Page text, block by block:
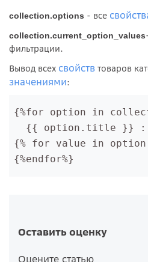
collection.options - все
collection.current_option_values
фильтрации.
Вывод всех свойств товаров
значениями:
{%for option in
  {{ option.title }} :
{% for value in
{%endfor%}
Оставить оценку
Оцените статью